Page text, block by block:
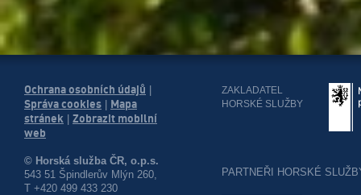
Ochrana osobních údajů
Správa cookies
Mapa
stránek
Zobrazit mobilní
web
© Horská služba ČR, o.p.s.
543 51 Špindlerův Mlýn 260,
T +420 499 433 230
ZAKLADATEL
HORSKÉ SLUŽBY
PARTNEŘI HORSKÉ